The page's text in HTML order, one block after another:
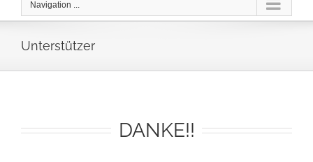
Navigation ...
Unterstützer
DANKE!!